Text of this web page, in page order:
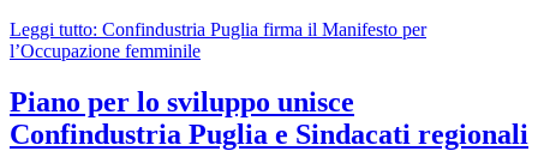
Leggi tutto: Confindustria Puglia firma il Manifesto per
l’Occupazione femminile
Piano per lo sviluppo unisce
Confindustria Puglia e Sindacati regionali